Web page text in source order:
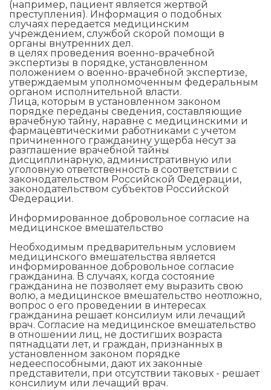
(например, пациент является жертвой
преступления). Информация о подобных
случаях передается медицинским
учреждением, службой скорой помощи в
органы внутренних дел.
в целях проведения военно-врачебной
экспертизы в порядке, установленном
положением о военно-врачебной экспертизе,
утверждаемым уполномоченным федеральным
органом исполнительной власти.
Лица, которым в установленном законом
порядке переданы сведения, составляющие
врачебную тайну, наравне с медицинскими и
фармацевтическими работниками с учетом
причиненного гражданину ущерба несут за
разглашение врачебной тайны
дисциплинарную, административную или
уголовную ответственность в соответствии с
законодательством Российской Федерации,
законодательством субъектов Российской
Федерации.
Информированное добровольное согласие на
медицинское вмешательство
Необходимым предварительным условием
медицинского вмешательства является
информированное добровольное согласие
гражданина. В случаях, когда состояние
гражданина не позволяет ему выразить свою
волю, а медицинское вмешательство неотложно,
вопрос о его проведении в интересах
гражданина решает консилиум или лечащий
врач. Согласие на медицинское вмешательство
в отношении лиц, не достигших возраста
пятнадцати лет, и граждан, признанных в
установленном законом порядке
недееспособными, дают их законные
представители, при отсутствии таковых - решает
консилиум или лечащий врач.